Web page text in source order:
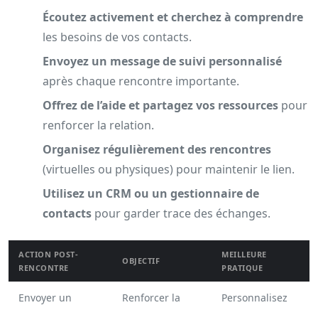
Écoutez activement et cherchez à comprendre
les besoins de vos contacts.
Envoyez un message de suivi personnalisé
après chaque rencontre importante.
Offrez de l’aide et partagez vos ressources pour
renforcer la relation.
Organisez régulièrement des rencontres
(virtuelles ou physiques) pour maintenir le lien.
Utilisez un CRM ou un gestionnaire de
contacts pour garder trace des échanges.
ACTION POST-
RENCONTRE
OBJECTIF
MEILLEURE
PRATIQUE
Envoyer un
Renforcer la
Personnalisez